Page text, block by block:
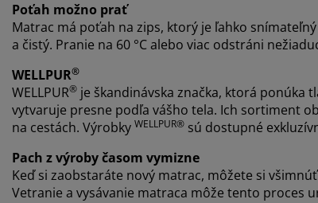
Poťah možno prať
Matrac má poťah na zips, ktorý je ľahko
a čistý. Pranie na 60 °C alebo viac odstráni
WELLPUR®
WELLPUR® je škandinávska značka, ktorá ponúka
vytvaruje presne podľa vášho tela. Ich sortiment
na cestách. Výrobky WELLPUR® sú dostupné
Pach z výroby časom vymizne
Keď si zaobstaráte nový matrac, môžete si
Vetranie a vysávanie matraca môže tento proces